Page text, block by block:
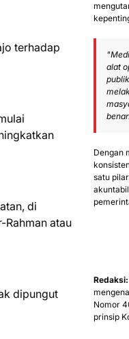
terhadap
di
Rahman atau
dipungut
alat
Dengan
satu
Redaksi:
Nomor
prinsip